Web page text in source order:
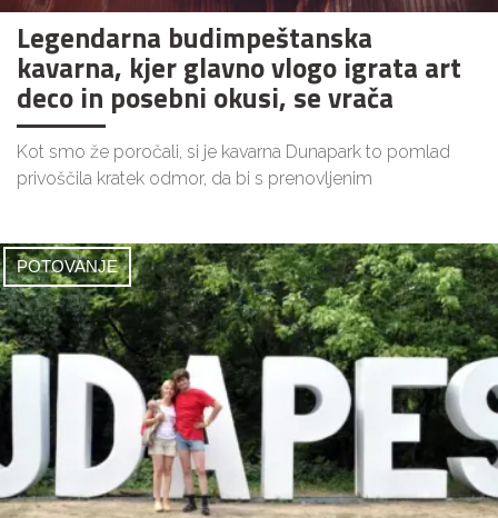
Legendarna budimpeštanska
kavarna, kjer glavno vlogo igrata art
deco in posebni okusi, se vrača
Kot smo že poročali, si je kavarna Dunapark to pomlad
privoščila kratek odmor, da bi s prenovljenim
POTOVANJE